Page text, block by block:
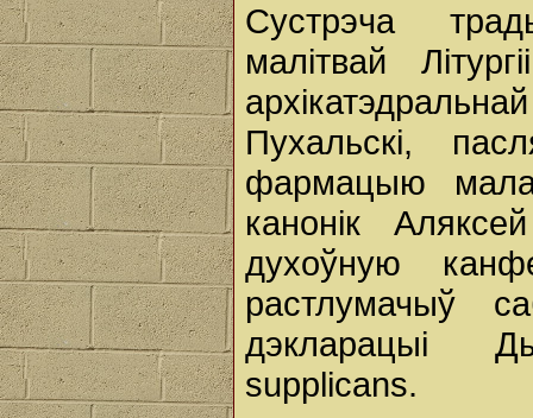
Сустрэча
малітвай
Пухальскі,
фармацыю
канонік
духоўную
растлумачыў
дэкларацыі
supplicans.